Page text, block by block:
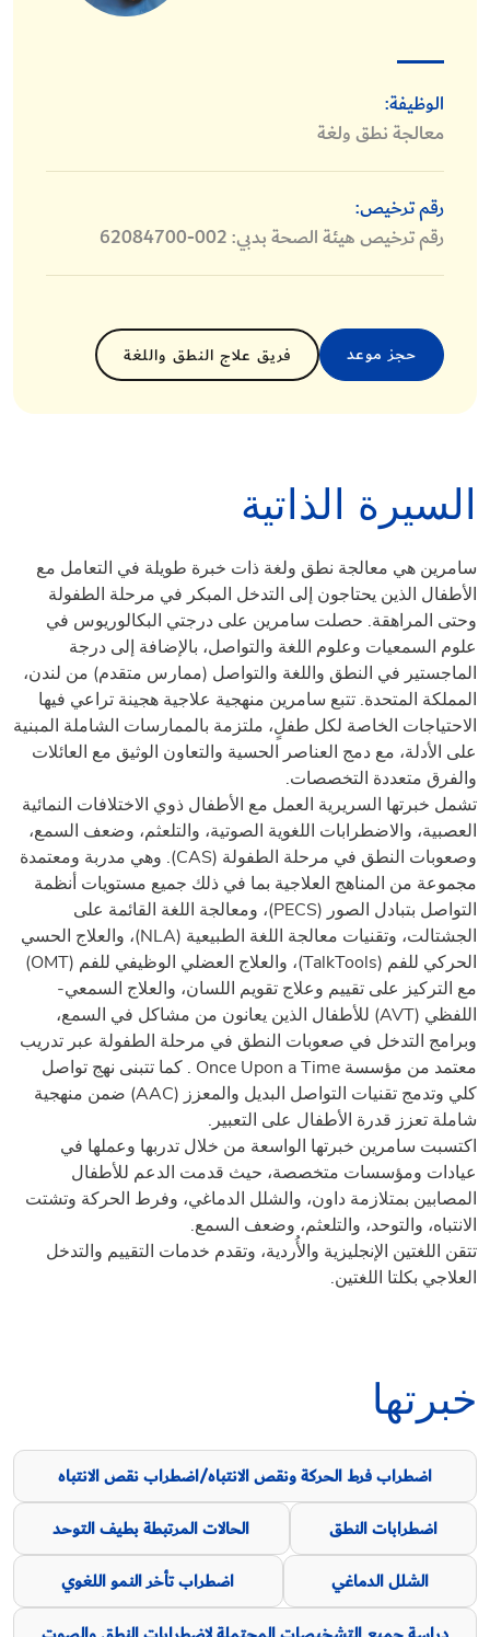
الوظيفة:
معالجة نطق ولغة
رقم ترخيص:
رقم ترخيص هيئة الصحة بدبي: 002-62084700
حجز موعد فريق علاج النطق واللغة
السيرة الذاتية
سامرين هي معالجة نطق ولغة ذات خبرة طويلة في التعامل مع
الأطفال الذين يحتاجون إلى التدخل المبكر في مرحلة الطفولة
وحتى المراهقة. حصلت سامرين على درجتي البكالوريوس في
علوم السمعيات وعلوم اللغة والتواصل، بالإضافة إلى درجة
الماجستير في النطق واللغة والتواصل (ممارس متقدم) من لندن،
المملكة المتحدة. تتبع سامرين منهجية علاجية هجينة تراعي فيها
الاحتياجات الخاصة لكل طفلٍ، ملتزمة بالممارسات الشاملة المبنية
على الأدلة، مع دمج العناصر الحسية والتعاون الوثيق مع العائلات
والفرق متعددة التخصصات.
تشمل خبرتها السريرية العمل مع الأطفال ذوي الاختلافات النمائية
العصبية، والاضطرابات اللغوية الصوتية، والتلعثم، وضعف السمع،
وصعوبات النطق في مرحلة الطفولة (CAS). وهي مدربة ومعتمدة
مجموعة من المناهج العلاجية بما في ذلك جميع مستويات أنظمة
التواصل بتبادل الصور (PECS)، ومعالجة اللغة القائمة على
الجشتالت، وتقنيات معالجة اللغة الطبيعية (NLA)، والعلاج الحسي
الحركي للفم (TalkTools)، والعلاج العضلي الوظيفي للفم (OMT)
مع التركيز على تقييم وعلاج تقويم اللسان، والعلاج السمعي-
اللفظي (AVT) للأطفال الذين يعانون من مشاكل في السمع،
وبرامج التدخل في صعوبات النطق في مرحلة الطفولة عبر تدريب
معتمد من مؤسسة Once Upon a Time . كما تتبنى نهج تواصل
كلي وتدمج تقنيات التواصل البديل والمعزز (AAC) ضمن منهجية
شاملة تعزز قدرة الأطفال على التعبير.
اكتسبت سامرين خبرتها الواسعة من خلال تدربها وعملها في
عيادات ومؤسسات متخصصة، حيث قدمت الدعم للأطفال
المصابين بمتلازمة داون، والشلل الدماغي، وفرط الحركة وتشتت
الانتباه، والتوحد، والتلعثم، وضعف السمع.
تتقن اللغتين الإنجليزية والأُردية، وتقدم خدمات التقييم والتدخل
العلاجي بكلتا اللغتين.
خبرتها
اضطراب فرط الحركة ونقص الانتباه/اضطراب نقص الانتباه
اضطرابات النطق
الحالات المرتبطة بطيف التوحد
الشلل الدماغي
اضطراب تأخر النمو اللغوي